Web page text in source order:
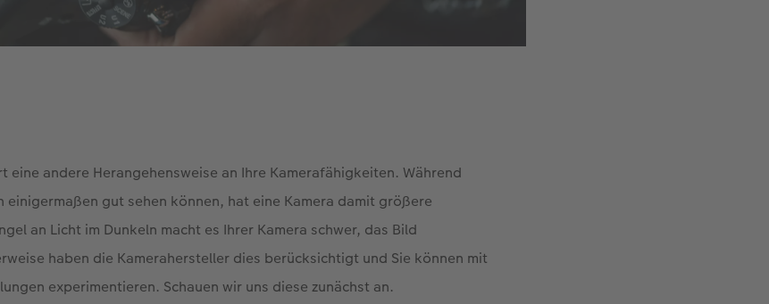
andere Herangehensweise an Ihre Kamerafähigkeiten. Während
einigermaßen gut sehen können, hat eine Kamera damit größere
an Licht im Dunkeln macht es Ihrer Kamera schwer, das Bild
haben die Kamerahersteller dies berücksichtigt und Sie können mit
experimentieren. Schauen wir uns diese zunächst an.